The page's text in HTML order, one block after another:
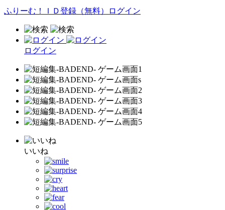
ふりーむ！ＩＤ登録（無料） ログイン
ログイン
いいね